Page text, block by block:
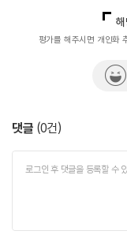
평가를 해주시면 개인화
댓글 (0건)